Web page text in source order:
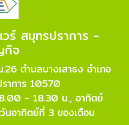
ร์ สมุทรปราการ -
จ
ตำบลบางเสาธง อำเภอ
าการ 10570
- 18.30 น., อาทิตย์
อาทิตย์ที่ 3 ของเดือน